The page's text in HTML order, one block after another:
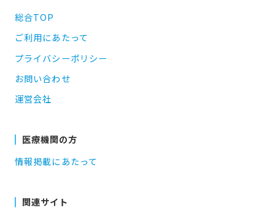
総合TOP
ご利用にあたって
プライバシーポリシー
お問い合わせ
運営会社
医療機関の方
情報掲載にあたって
関連サイト